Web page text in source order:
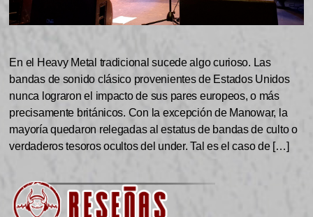
En el Heavy Metal tradicional sucede algo curioso. Las
bandas de sonido clásico provenientes de Estados Unidos
nunca lograron el impacto de sus pares europeos, o más
precisamente británicos. Con la excepción de Manowar, la
mayoría quedaron relegadas al estatus de bandas de culto o
verdaderos tesoros ocultos del under. Tal es el caso de […]